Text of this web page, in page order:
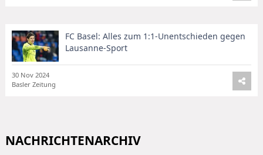
FC Basel: Alles zum 1:1-Unentschieden gegen
Lausanne-Sport
30 Nov 2024
Basler Zeitung
NACHRICHTENARCHIV